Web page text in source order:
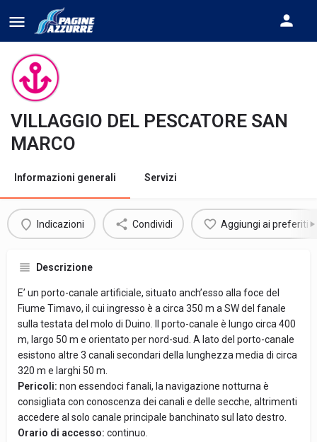
VILLAGGIO DEL PESCATORE SAN
MARCO
Informazioni generali Servizi
Indicazioni Condividi Aggiungi ai preferiti
Descrizione
E’ un porto-canale artificiale, situato anch’esso alla foce del
Fiume Timavo, il cui ingresso è a circa 350 m a SW del fanale
sulla testata del molo di Duino. Il porto-canale è lungo circa 400
m, largo 50 m e orientato per nord-sud. A lato del porto-canale
esistono altre 3 canali secondari della lunghezza media di circa
320 m e larghi 50 m.
Pericoli: non essendoci fanali, la navigazione notturna è
consigliata con conoscenza dei canali e delle secche, altrimenti
accedere al solo canale principale banchinato sul lato destro.
Orario di accesso: continuo.